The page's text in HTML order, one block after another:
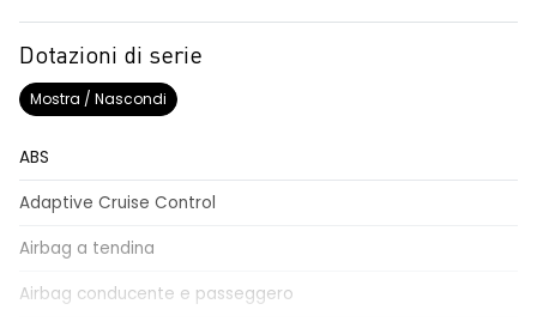
Dotazioni di serie
Mostra / Nascondi
ABS
Adaptive Cruise Control
Airbag a tendina
Airbag conducente e passeggero